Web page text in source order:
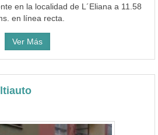
en la localidad de L´Eliana a 11.58
en línea recta.
Ver Más